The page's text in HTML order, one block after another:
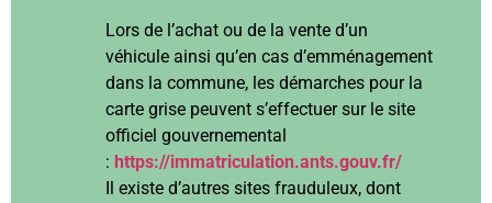
Lors de l’achat ou de la vente d’un
véhicule ainsi qu’en cas d’emménagement
dans la commune, les démarches pour la
carte grise peuvent s’effectuer sur le site
officiel gouvernemental
: https://immatriculation.ants.gouv.fr/
Il existe d’autres sites frauduleux, dont